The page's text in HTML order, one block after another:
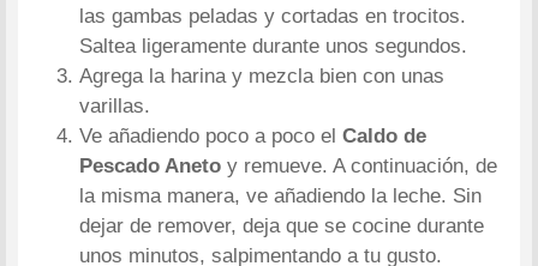
las gambas peladas y cortadas en trocitos.
Saltea ligeramente durante unos segundos.
Agrega la harina y mezcla bien con unas
varillas.
Ve añadiendo poco a poco elCaldo de
Pescado Anetoy remueve. A continuación, de
la misma manera, ve añadiendo la leche. Sin
dejar de remover, deja que se cocine durante
unos minutos, salpimentando a tu gusto.